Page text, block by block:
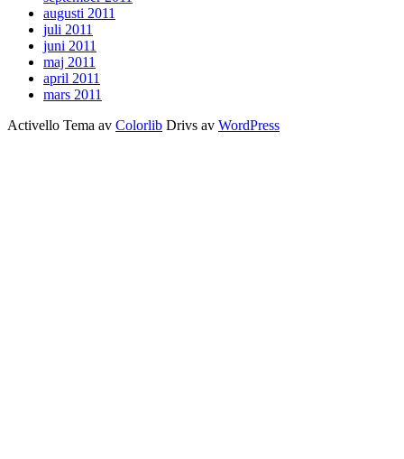
augusti 2011
juli 2011
juni 2011
maj 2011
april 2011
mars 2011
Activello Tema av Colorlib Drivs av WordPress